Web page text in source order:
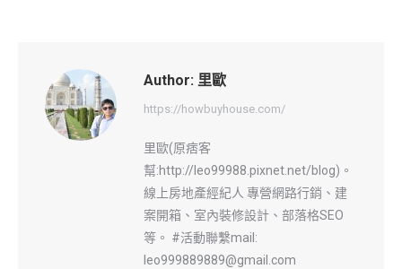
Author: 里歐
https://howbuyhouse.com/
里歐(原痞客
幫:http://leo99988.pixnet.net/blog)。
線上房地產經紀人 專營網路行銷、建
案開箱、室內裝修設計、部落格SEO
等。 #活動聯繫mail:
leo999889889@gmail.com